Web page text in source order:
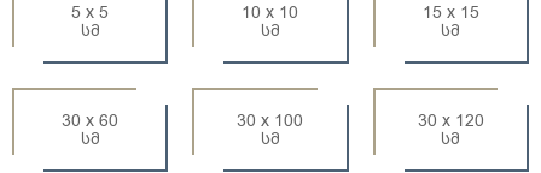
5 x 5
სმ
10 x 10
სმ
15 x 15
სმ
30 x 60
სმ
30 x 100
სმ
30 x 120
სმ